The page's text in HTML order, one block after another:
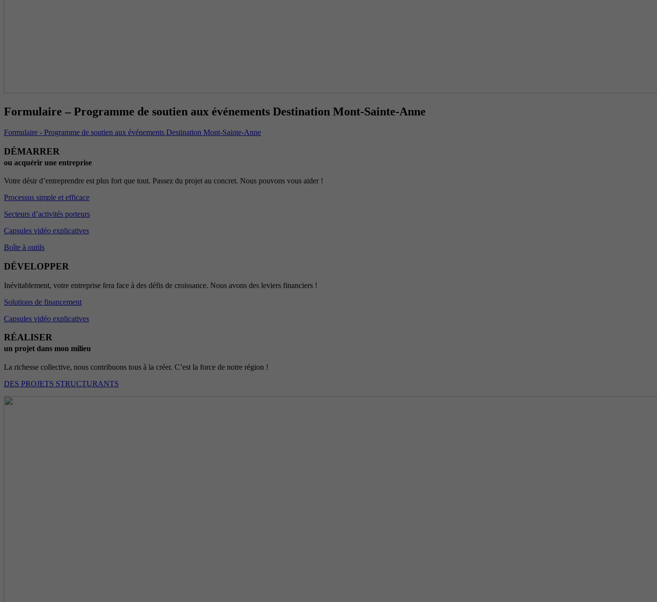
Formulaire – Programme de soutien aux événements Destination Mont-Sainte-Anne
Formulaire - Programme de soutien aux événements Destination Mont-Sainte-Anne
DÉMARRER
ou acquérir une entreprise
Votre désir d’entreprendre est plus fort que tout. Passez du projet au concret. Nous pouvons vous aider !
Processus simple et efficace
Secteurs d’activités porteurs
Capsules vidéo explicatives
Boîte à outils
DÉVELOPPER
Inévitablement, votre entreprise fera face à des défis de croissance. Nous avons des leviers financiers !
Solutions de financement
Capsules vidéo explicatives
RÉALISER
un projet dans mon milieu
La richesse collective, nous contribuons tous à la créer. C’est la force de notre région !
DES PROJETS STRUCTURANTS